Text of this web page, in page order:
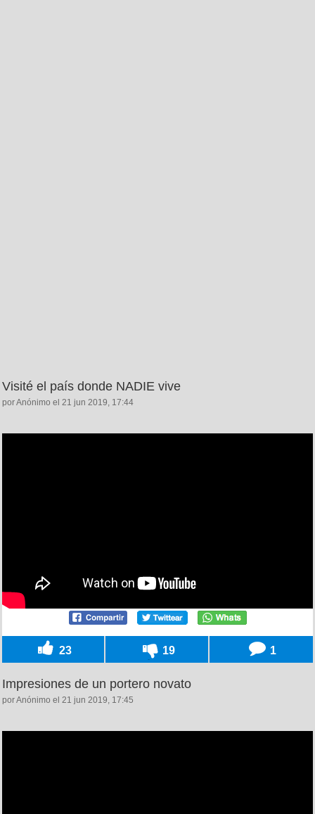
Visité el país donde NADIE vive
por Anónimo el 21 jun 2019, 17:44
23 19 1
Impresiones de un portero novato
por Anónimo el 21 jun 2019, 17:45